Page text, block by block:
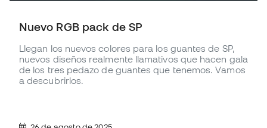
Nuevo RGB pack de SP
Llegan los nuevos colores para los guantes de SP,
nuevos diseños realmente llamativos que hacen gala
de los tres pedazo de guantes que tenemos. Vamos
a descubrirlos.